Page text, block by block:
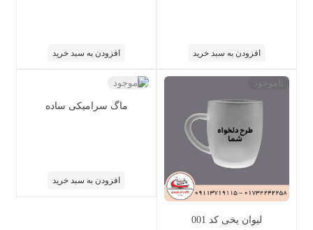
افزودن به سبد خرید افزودن به سبد خرید
لیوان یخی کد 001
ناموجود
ماگ سرامیکی ساده
ناموجود
افزودن به سبد خرید